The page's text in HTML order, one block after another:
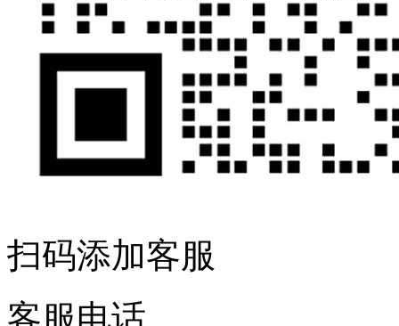
扫码添加客服
客服电话